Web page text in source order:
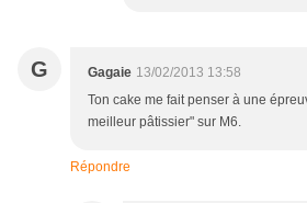
G Gagaie 13/02/2013 13:58
Ton cake me fait penser à une
meilleur pâtissier" sur M6.
Répondre